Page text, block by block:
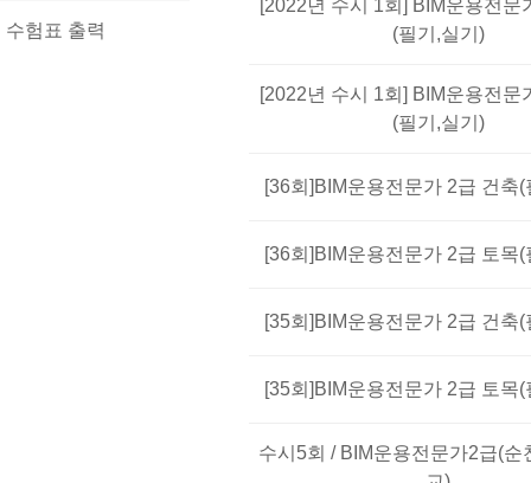
수험표 출력
[2022년 수시 1회] BIM운용전문
(필기,실기)
[2022년 수시 1회] BIM운용전문
(필기,실기)
[36회]BIM운용전문가 2급 건축
[36회]BIM운용전문가 2급 토목
[35회]BIM운용전문가 2급 건축
[35회]BIM운용전문가 2급 토목
수시5회 / BIM운용전문가2급(순